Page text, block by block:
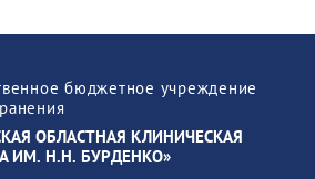
бюджетное учреждение
ОБЛАСТНАЯ КЛИНИЧЕСКАЯ
ИМ. Н.Н. БУРДЕНКО»